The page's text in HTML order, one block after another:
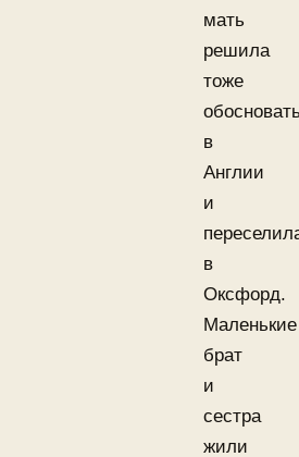
мать
решила
тоже
в
Англии
и
в
Оксфорд.
Маленькие
брат
и
сестра
жили